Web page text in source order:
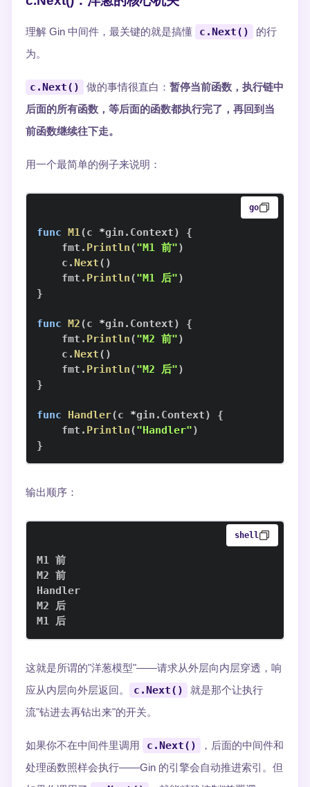
理解 Gin 中间件，最关键的就是搞懂 c.Next()
的行
为。
c.Next() 做的事情很直白： 暂停当前函数，执行链中
后面的所有函数，等后面的函数都执行完了，再回到当
前函数继续往下走。
用一个最简单的例子来说明：
go
func M1(c *gin . Context)
{
    fmt
. Println("M1 前")
    c
.Next( )
    fmt
. Println("M1 后")
}
func M2(c *gin . Context)
{
    fmt
. Println("M2 前")
    c
.Next( )
    fmt
. Println("M2 后")
}
func Handler(c *gin . Context)
{
    fmt
. Println("Handler")
}
输出顺序：
shell
M1 后
这就是所谓的"洋葱模型"——请求从外层向内层穿透，响
应从内层向外层返回。
c.Next()
就是那个让执行
流"钻进去再钻出来"的开关。
如果你不在中间件里调用 c.Next()
，后面的中间件和
处理函数照样会执行——Gin 的引擎会自动推进索引。但